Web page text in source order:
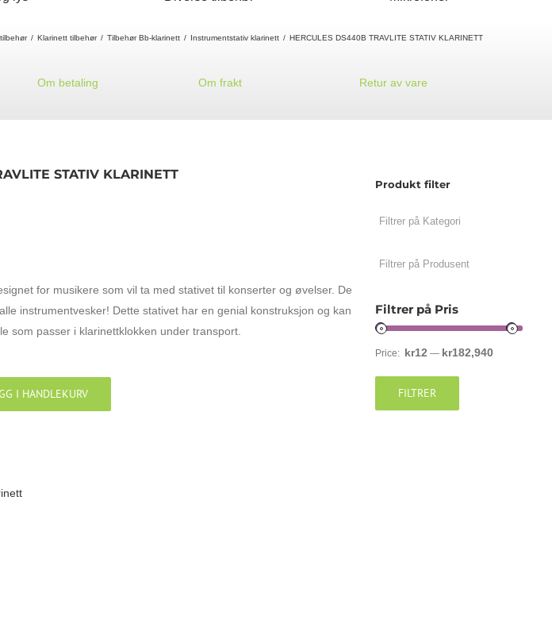
Klarinett tilbehør Tilbehør Bb-klarinett Instrumentstativ klarinett HERCULES DS440B TRAVLITE STATIV KLARINETT
Om betaling Om frakt Retur av vare
STATIV KLARINETT
for musikere som vil ta med stativet til konserter og øvelser. De
instrumentvesker! Dette stativet har en genial konstruksjon og kan
som passer i klarinettklokken under transport.
I HANDLEKURV
Produkt filter
Filtrer på Pris
Price: kr12 — kr182,940
FILTRER